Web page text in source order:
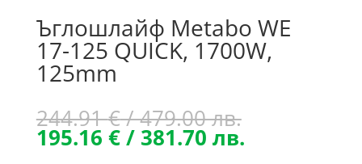
Ъглошлайф Metabo WE
17-125 QUICK, 1700W,
125mm
244.91€/ 479.00 лв.Original
price
195.16 €/ 381.70 лв.Текущата